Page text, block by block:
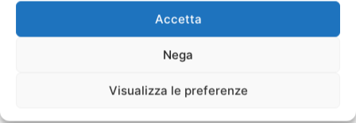
Accetta
Nega
Visualizza le preferenze
sgradevoli per gli uccelli possono essere
dissuaderli dallo stabilirsi lì. Inoltre, puoi anche
la lavanda o il rosmarino.